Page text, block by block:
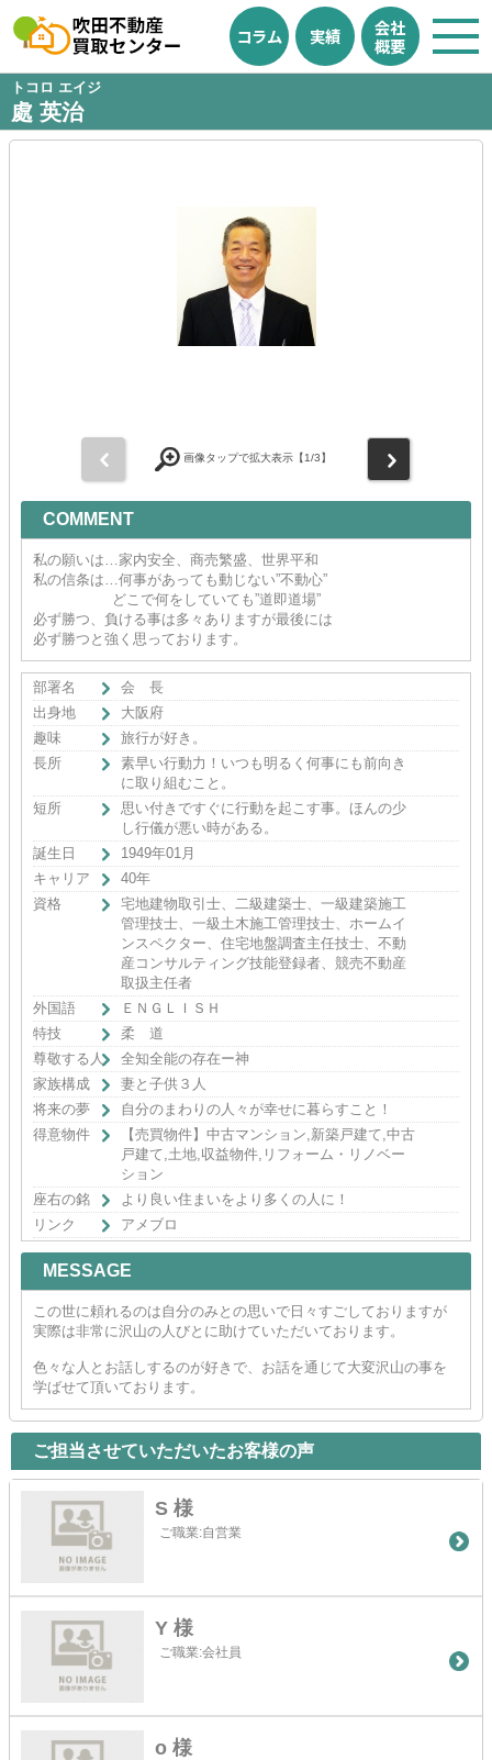
コラム 実績
会社
概要
トコロ エイジ
處 英治
画像タップで拡大表示【1/3】
COMMENT
私の願いは…家内安全、商売繁盛、世界平和
私の信条は…何事があっても動じない”不動心”
どこで何をしていても”道即道場”
必ず勝つ、負ける事は多々ありますが最後には
必ず勝つと強く思っております。
部署名
会 長
出身地
大阪府
趣味
旅行が好き。
長所
素早い行動力！いつも明るく何事にも前向き
に取り組むこと。
短所
思い付きですぐに行動を起こす事。ほんの少
し行儀が悪い時がある。
誕生日
1949年01月
キャリア
40年
資格
宅地建物取引士、二級建築士、一級建築施工
管理技士、一級土木施工管理技士、ホームイ
ンスペクター、住宅地盤調査主任技士、不動
産コンサルティング技能登録者、競売不動産
取扱主任者
外国語
ＥＮＧＬＩＳＨ
特技
柔 道
尊敬する人
全知全能の存在ー神
家族構成
妻と子供３人
将来の夢
自分のまわりの人々が幸せに暮らすこと！
得意物件
【売買物件】中古マンション,新築戸建て,中古
戸建て,土地,収益物件,リフォーム・リノベー
ション
座右の銘
より良い住まいをより多くの人に！
リンク
アメブロ
MESSAGE
この世に頼れるのは自分のみとの思いで日々すごしておりますが
実際は非常に沢山の人びとに助けていただいております。
色々な人とお話しするのが好きで、お話を通じて大変沢山の事を
学ばせて頂いております。
ご担当させていただいたお客様の声
S 様
ご職業:自営業
Y 様
ご職業:会社員
o 様